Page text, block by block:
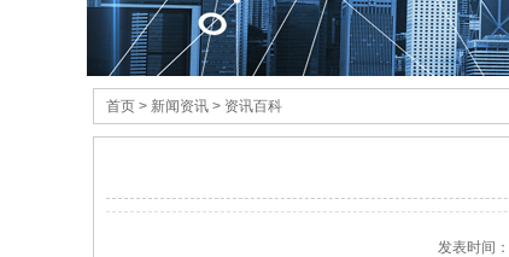
首页 > 新闻资讯 > 资讯百科
发表时间：